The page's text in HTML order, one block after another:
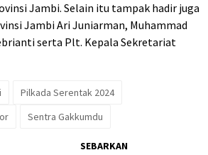
Jambi. Selain itu tampak hadir juga
Jambi Ari Juniarman, Muhammad
serta Plt. Kepala Sekretariat
Pilkada Serentak 2024
Sentra Gakkumdu
SEBARKAN